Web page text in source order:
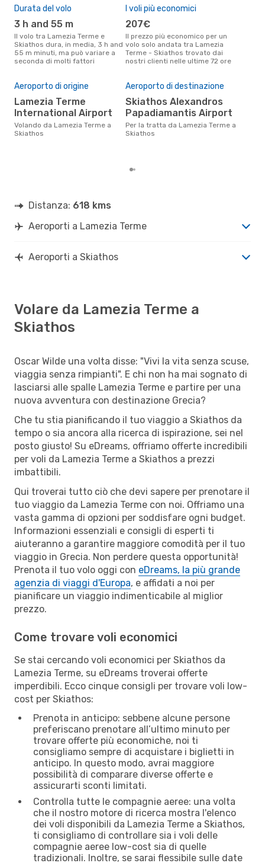
JSI- SUF
Gio 1 Ott- Sab 3 Ott
ITA Airways 2 Scali
SUF- JSI
Sky Express 2 Scali
Durata del volo
3 h and 55 m
Il volo tra Lamezia Terme e
Skiathos dura, in media, 3 h and
55 m minuti, ma può variare a
seconda di molti fattori
I voli più economici
207€
Il prezzo più economico per un
volo solo andata tra Lamezia
Terme - Skiathos trovato dai
nostri clienti nelle ultime 72 ore
Aeroporto di origine
Lamezia Terme
International Airport
Volando da Lamezia Terme a
Skiathos
Aeroporto di destinazione
Skiathos Alexandros
Papadiamantis Airport
Per la tratta da Lamezia Terme a
Skiathos
Distanza: 618 kms
Aeroporti a Lamezia Terme
Aeroporti a Skiathos
Volare da Lamezia Terme a
Skiathos
Oscar Wilde una volta disse: "Vivi la vita senza scuse,
viaggia senza rimpianti". E chi non ha mai sognato di
lasciarsi alle spalle Lamezia Terme e partire per una
nuova avventura con destinazione Grecia?
Che tu stia pianificando il tuo viaggio a Skiathos da
tempo o sia ancora alla ricerca di ispirazione, sei nel
posto giusto! Su eDreams, offriamo offerte incredibili
per voli da Lamezia Terme a Skiathos a prezzi
imbattibili.
Qui troverai tutto ciò che devi sapere per prenotare il
tuo viaggio da Lamezia Terme con noi. Offriamo una
vasta gamma di opzioni per soddisfare ogni budget.
Informazioni essenziali e consigli di esperti ti
aiuteranno a garantire maggiore comodità per il tuo
viaggio in Grecia. Non perdere questa opportunità!
Prenota il tuo volo oggi con eDreams, la più grande
agenzia di viaggi d'Europa, e affidati a noi per
pianificare un viaggio indimenticabile al miglior
prezzo.
Come trovare voli economici
Se stai cercando voli economici per Skiathos da
Lamezia Terme, su eDreams troverai offerte
imperdibili. Ecco cinque consigli per trovare voli low-
cost per Skiathos:
Prenota in anticipo: sebbene alcune persone
preferiscano prenotare all’ultimo minuto per
trovare offerte più economiche, noi ti
consigliamo sempre di acquistare i biglietti in
anticipo. In questo modo, avrai maggiore
possibilità di comparare diverse offerte e
assicurarti sconti limitati.
Controlla tutte le compagnie aeree: una volta
che il nostro motore di ricerca mostra l'elenco
dei voli disponibili da Lamezia Terme a Skiathos,
ti consigliamo di controllare sia i voli delle
compagnie aeree low-cost sia di quelle
tradizionali. Inoltre, se sarai flessibile sulle date